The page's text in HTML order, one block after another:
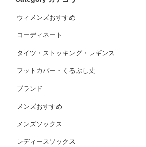
ウィメンズおすすめ
コーディネート
タイツ・ストッキング・レギンス
フットカバー・くるぶし丈
ブランド
メンズおすすめ
メンズソックス
レディースソックス